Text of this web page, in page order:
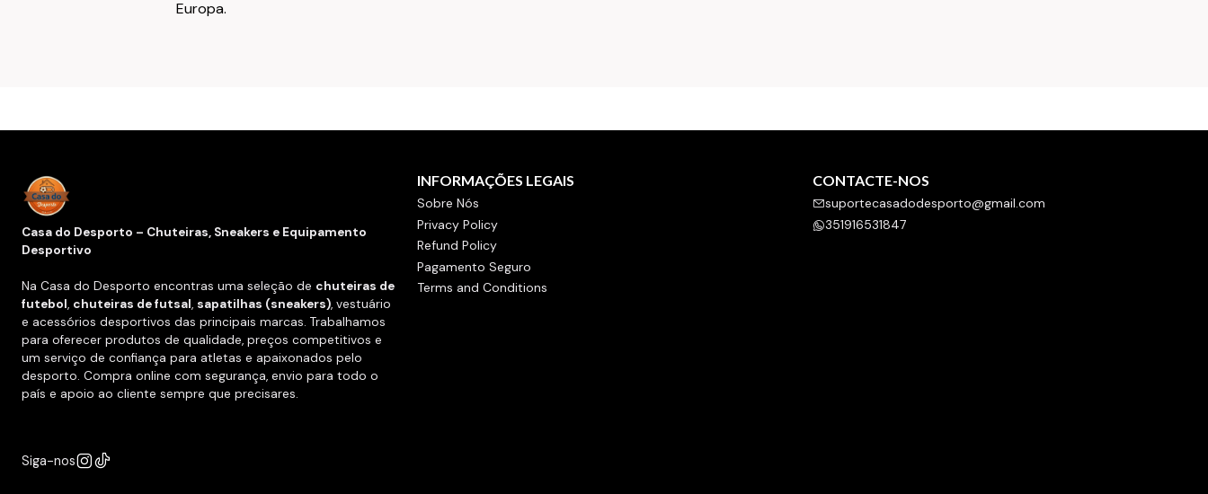
Europa.
Casa do Desporto – Chuteiras, Sneakers e Equipamento
Desportivo
Na Casa do Desporto encontras uma seleção de chuteiras de
futebol, chuteiras de futsal, sapatilhas (sneakers), vestuário
e acessórios desportivos das principais marcas. Trabalhamos
para oferecer produtos de qualidade, preços competitivos e
um serviço de confiança para atletas e apaixonados pelo
desporto. Compra online com segurança, envio para todo o
país e apoio ao cliente sempre que precisares.
Siga-nos
INFORMAÇÕES LEGAIS
Sobre Nós
Privacy Policy
Refund Policy
Pagamento Seguro
Terms and Conditions
CONTACTE-NOS
suportecasadodesporto@gmail.com
351916531847